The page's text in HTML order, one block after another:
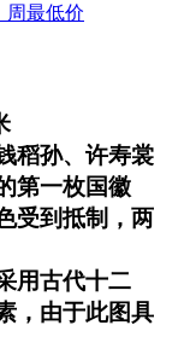
周最低价
稻孙、许寿裳
第一枚国徽
受到抵制，两
用古代十二
，由于此图具